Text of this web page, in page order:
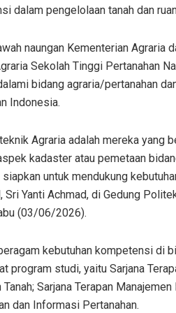
dalam pengelolaan tanah dan
naungan Kementerian Agraria
Sekolah Tinggi Pertanahan
bidang agraria/pertanahan
Indonesia.
Agraria adalah mereka yang
kadaster atau pemetaan
untuk mendukung
Yanti Achmad, di Gedung
(03/06/2026).
kebutuhan kompetensi di
program studi, yaitu Sarjana
Sarjana Terapan
dan Informasi Pertanahan.